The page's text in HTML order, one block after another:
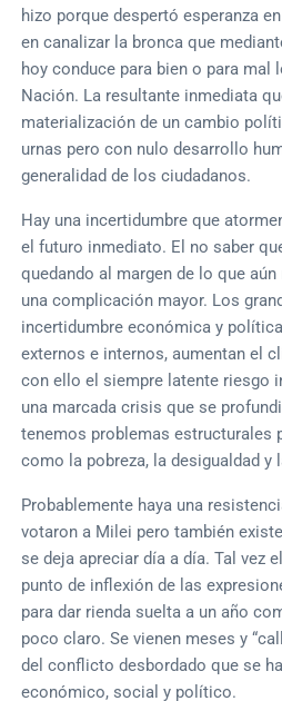
hizo porque despertó esperanza
en canalizar la bronca que
hoy conduce para bien o para mal
Nación. La resultante inmediata
materialización de un cambio
urnas pero con nulo desarrollo
generalidad de los ciudadanos.
Hay una incertidumbre que
el futuro inmediato. El no saber
quedando al margen de lo que
una complicación mayor. Los
incertidumbre económica y
externos e internos, aumentan el
con ello el siempre latente riesgo
una marcada crisis que se
tenemos problemas estructurales
como la pobreza, la desigualdad y
Probablemente haya una
votaron a Milei pero también
se deja apreciar día a día. Tal vez
punto de inflexión de las
para dar rienda suelta a un año
poco claro. Se vienen meses y
del conflicto desbordado que se
económico, social y político.